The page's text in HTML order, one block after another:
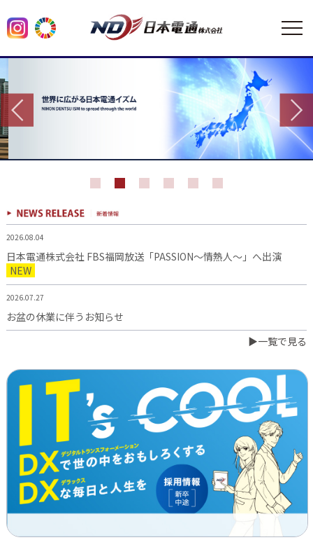
2026.08.04
日本電通株式会社 FBS福岡放送「PASSION～情熱人～」へ出演
NEW
2026.07.27
お盆の休業に伴うお知らせ
日本電通グループ、食品事業へ新たな挑戦 ～株式会社中野和一
郎商店をグループ会社化し食品製造事業を開始～
2026.06.16
新卒10期生 辞令交付式を行いました
2026.05.28
現場に新たな活気を！NDTEC株式会社に4名の仲間が加わりました
🔧
▶一覧で見る